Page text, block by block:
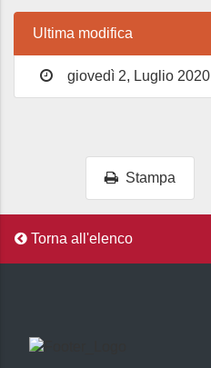
Ultima modifica
giovedì 2, Luglio 2020
Stampa
Torna all'elenco